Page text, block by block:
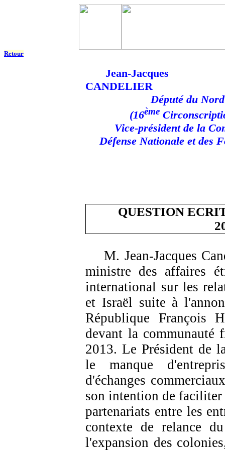
Retour
Jean-Jacques
CANDELIER
Député du Nord
(16ème
Vice-président de la
Défense Nationale et des
QUESTION
M. Jean-Jacques
ministre des affaires
international sur les
et Israël suite à
République François
devant la communauté
2013. Le Président de
le manque
d'échanges
son intention de
partenariats entre les
contexte de relance
l'expansion des